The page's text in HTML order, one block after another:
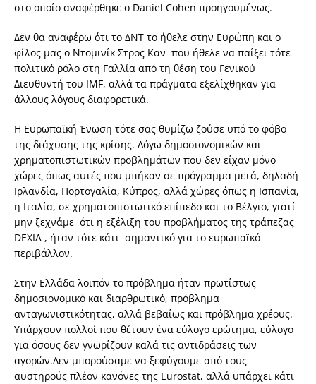
στο οποίο αναφέρθηκε ο Daniel Cohen προηγουμένως.
Δεν θα αναφέρω ότι το ΔΝΤ το ήθελε στην Ευρώπη και ο
φίλος μας ο Ντομινίκ Στρος Kαν που ήθελε να παίξει τότε
πολιτικό ρόλο στη Γαλλία από τη θέση του Γενικού
Διευθυντή του IMF, αλλά τα πράγματα εξελίχθηκαν για
άλλους λόγους διαφορετικά.
Η Ευρωπαϊκή Ένωση τότε σας θυμίζω ζούσε υπό το φόβο
της διάχυσης της κρίσης. Λόγω δημοσιονομικών και
χρηματοπιστωτικών προβλημάτων που δεν είχαν μόνο
χώρες όπως αυτές που μπήκαν σε πρόγραμμα μετά, δηλαδή
Ιρλανδία, Πορτογαλία, Κύπρος, αλλά χώρες όπως η Ισπανία,
η Ιταλία, σε χρηματοπιστωτικό επίπεδο και το Βέλγιο, γιατί
μην ξεχνάμε ότι η εξέλιξη του προβλήματος της τράπεζας
DEXIA , ήταν τότε κάτι σημαντικό για το ευρωπαϊκό
περιβάλλον.
Στην Ελλάδα λοιπόν το πρόβλημα ήταν πρωτίστως
δημοσιονομικό και διαρθρωτικό, πρόβλημα
ανταγωνιστικότητας, αλλά βεβαίως και πρόβλημα χρέους.
Υπάρχουν πολλοί που θέτουν ένα εύλογο ερώτημα, εύλογο
για όσους δεν γνωρίζουν καλά τις αντιδράσεις των
αγορών.Δεν μπορούσαμε να ξεφύγουμε από τους
αυστηρούς πλέον κανόνες της Eurostat, αλλά υπάρχει κάτι